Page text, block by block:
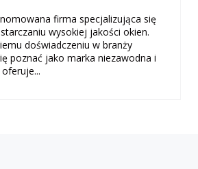
firma specjalizująca się
wysokiej jakości okien.
doświadczeniu w branży
poznać jako marka niezawodna i